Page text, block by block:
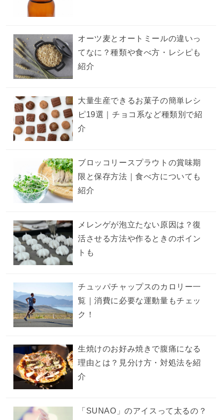
オーツ麦とオートミールの違いっ
てなに？種類や食べ方・レシピも
紹介
大量生産できるお菓子の簡単レシ
ピ19選｜チョコ系など種類別で紹
介
ブロッコリースプラウトの賞味期
限と保存方法｜食べ方についても
紹介
メレンゲが泡立たない原因は？復
活させる方法や作るときのポイン
トも
チュッパチャップスのカロリー一
覧｜消費に必要な運動量もチェッ
ク！
生焼けのお好み焼きで腹痛になる
理由とは？見分け方・対処法を紹
介
「SUNAO」のアイスって太るの？